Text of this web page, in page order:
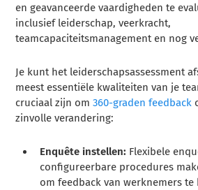
en geavanceerde vaardigheden te
inclusief leiderschap, veerkracht,
teamcapaciteitsmanagement en nog
Je kunt het leiderschapsassessment
meest essentiële kwaliteiten van je
cruciaal zijn om360-graden feedback
zinvolle verandering:
Enquête instellen: Flexibele
configureerbare procedures
om feedback van werknemers te